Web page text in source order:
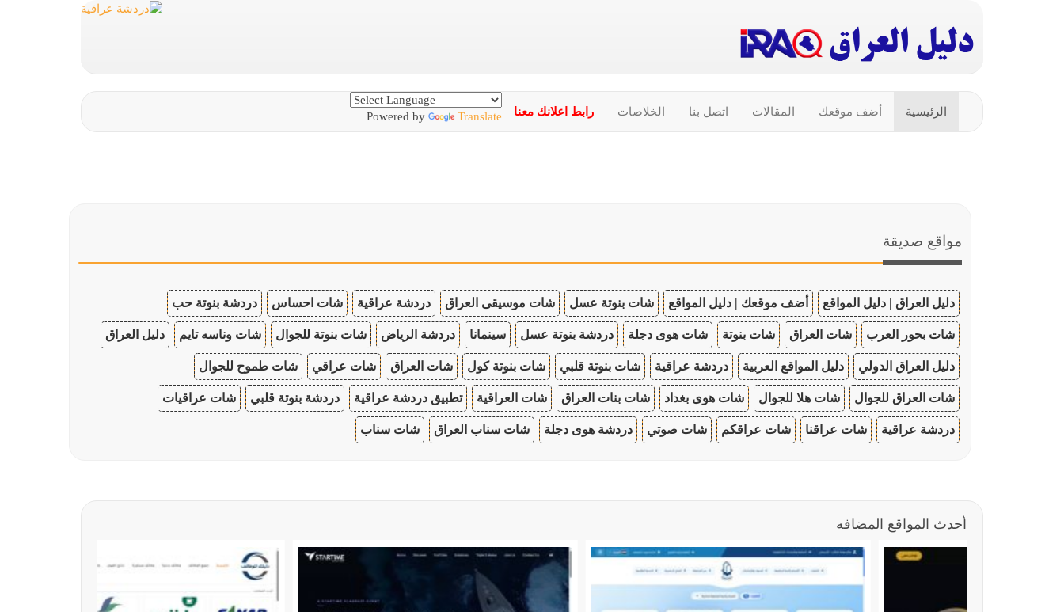
الرئيسية أضف موقعك المقالات اتصل بنا الخلاصات رابط اعلانك معنا Powered by Translate
مواقع صديقة
دليل العراق | دليل المواقع أضف موقعك | دليل المواقع شات بنوتة عسل شات موسيقى العراق دردشة عراقية شات احساس دردشة بنوتة حب
شات بحور العرب شات العراق شات بنوتة شات هوى دجلة دردشة بنوتة عسل سينمانا دردشة الرياض شات بنوتة للجوال شات وناسه تايم دليل العراق
دليل العراق الدولي دليل المواقع العربية دردشة عراقية شات بنوتة قلبي شات بنوتة كول شات العراق شات عراقي شات طموح للجوال
شات العراق للجوال شات هلا للجوال شات هوى بغداد شات بنات العراق شات العراقية تطبيق دردشة عراقية دردشة بنوتة قلبي شات عراقيات
دردشة عراقية شات عراقنا شات عراقكم شات صوتي دردشة هوى دجلة شات سناب العراق شات سناب
أحدث المواقع المضافه